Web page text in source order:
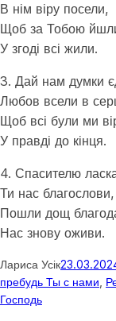
В нім віру посели,
Щоб за Тобою
У згоді всі жили.
3. Дай нам думки
Любов всели в
Щоб всі були ми
У правді до кінця.
4. Спасителю
Ти нас благослови,
Пошли дощ
Нас знову оживи.
Лариса Усік
пребудь Ты с нами
Господь